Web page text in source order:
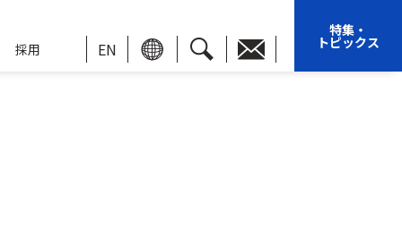
採用 EN
特集・
トピックス